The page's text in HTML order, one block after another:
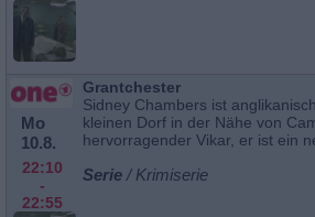
Mo
10.8.
22:10
-
22:55
Grantchester
Sidney Chambers ist
kleinen Dorf in der Nähe von
hervorragender Vikar, er ist ein
Serie / Krimiserie